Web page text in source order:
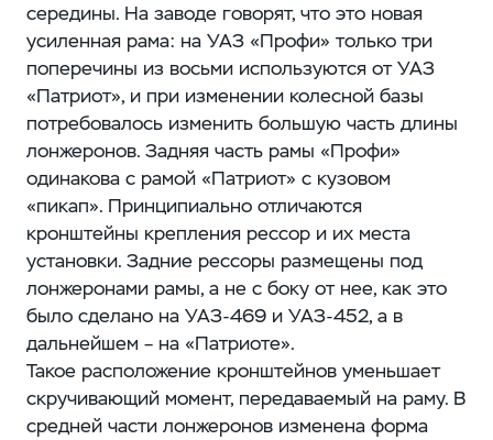
середины. На заводе говорят, что ​это новая
усиленная рама: на УАЗ «Профи» только три
поперечины из восьми используются от УАЗ
«Патриот», и при изменении колесной базы
потребовалось изменить большую часть длины
лонжеронов. Задняя часть рамы «Профи»
одинакова с рамой «Патриот» с кузовом
«пикап». Принципиально отличаются
кронштейны крепления рессор и их места
установки. Задние рессоры размещены под
лонжеронами рамы, а не с боку от нее, как это
было сделано на УАЗ‑469 и УАЗ‑452, а в
дальнейшем – ​на «Патриоте».
Такое расположение кронштейнов уменьшает
скручивающий момент, передаваемый на раму. В
средней части лонжеронов изменена форма